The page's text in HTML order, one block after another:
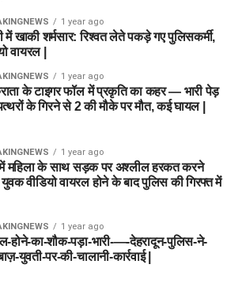
1 year ago
में खाकी शर्मसार: रिश्वत लेते पकड़े गए पुलिसकर्मी,
वायरल |
1 year ago
के टाइगर फॉल में प्रकृति का कहर — भारी पेड़
के गिरने से 2 की मौके पर मौत, कई घायल |
1 year ago
महिला के साथ सड़क पर अश्लील हरकत करने
युवक वीडियो वायरल होने के बाद पुलिस की गिरफ्त में
1 year ago
होने-का-शौक-पड़ा-भारी-—-देहरादून-पुलिस-ने-
युवती-पर-की-चालानी-कार्रवाई |